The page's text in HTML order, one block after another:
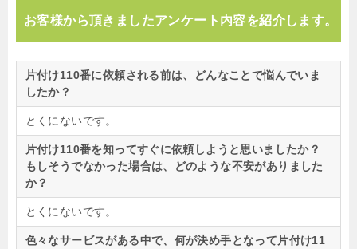
お客様から頂きましたアンケート内容を紹介します。
片付け110番に依頼される前は、どんなことで悩んでいま
したか？
とくにないです。
片付け110番を知ってすぐに依頼しようと思いましたか？
もしそうでなかった場合は、どのような不安がありました
か？
とくにないです。
色々なサービスがある中で、何が決め手となって片付け11